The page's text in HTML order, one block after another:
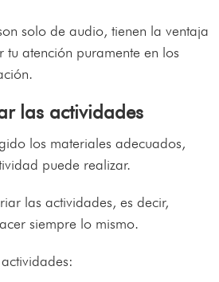
solo de audio, tienen la ventaja
tu atención puramente en los
las actividades
los materiales adecuados,
puede realizar.
las actividades, es decir,
siempre lo mismo.